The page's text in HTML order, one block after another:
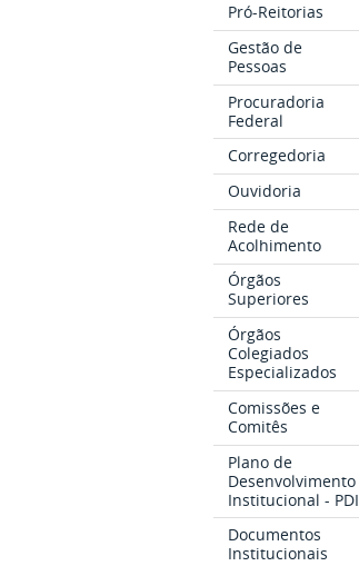
Pró-Reitorias
Gestão de
Pessoas
Procuradoria
Federal
Corregedoria
Ouvidoria
Rede de
Acolhimento
Órgãos
Superiores
Órgãos
Colegiados
Especializados
Comissões e
Comitês
Plano de
Desenvolvimento
Institucional - PDI
Documentos
Institucionais